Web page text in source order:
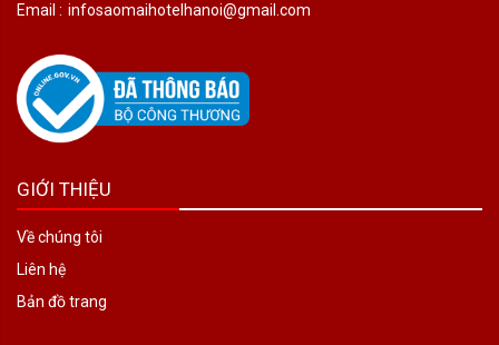
Email : infosaomaihotelhanoi@gmail.com
GIỚI THIỆU
Về chúng tôi
Liên hệ
Bản đồ trang